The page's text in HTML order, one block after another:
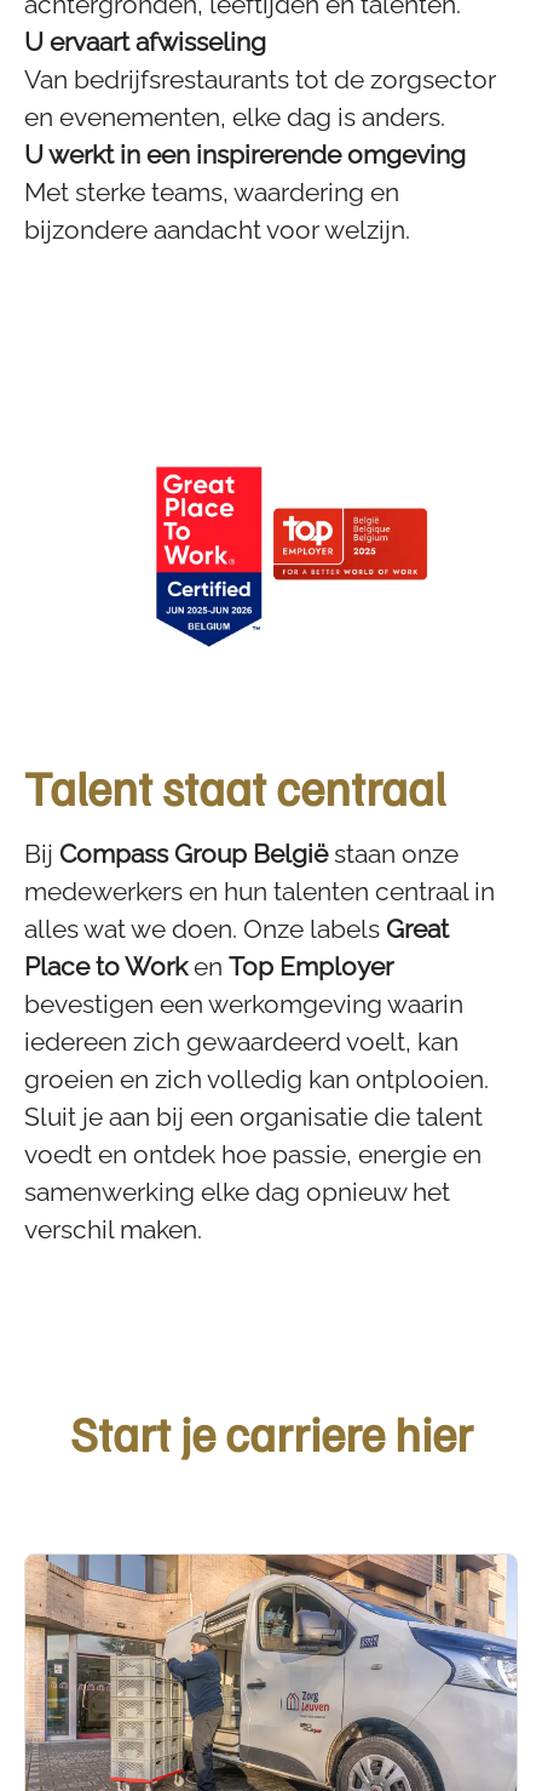
U ervaart afwisseling
Van bedrijfsrestaurants tot de zorgsector
en evenementen, elke dag is anders.
U werkt in een inspirerende omgeving
Met sterke teams, waardering en
bijzondere aandacht voor welzijn.
Talent staat centraal
Bij Compass Group Belgiëstaan onze
medewerkers en hun talenten centraal in
alles wat we doen. Onze labels Great
Place to Worken Top Employer
bevestigen een werkomgeving waarin
iedereen zich gewaardeerd voelt, kan
groeien en zich volledig kan ontplooien.
Sluit je aan bij een organisatie die talent
voedt en ontdek hoe passie, energie en
samenwerking elke dag opnieuw het
verschil maken.
Start je carriere hier